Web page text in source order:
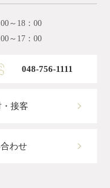
～18：00
～17：00
048-756-1111
接客
わせ